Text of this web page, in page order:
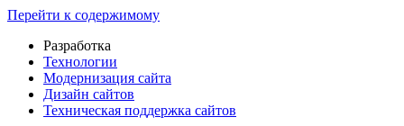
Перейти к содержимому
Разработка
Технологии
Модернизация сайта
Дизайн сайтов
Техническая поддержка сайтов